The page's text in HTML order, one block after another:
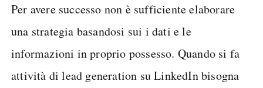
Per avere successo non è sufficiente elaborare
una strategia basandosi sui i dati e le
informazioni in proprio possesso. Quando si fa
attività di lead generation su LinkedIn bisogna